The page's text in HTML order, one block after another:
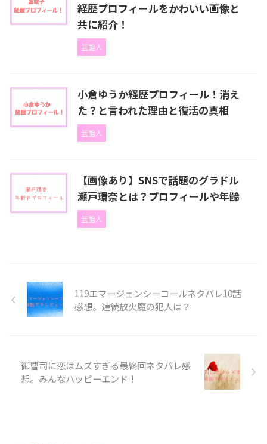
経歴プロフィールをかわいい画像と
共に紹介！
芸能人
小倉ゆうか経歴プロフィール！消え
た？と言われた理由と復活の真相
芸能人
【画像あり】SNSで話題のグラドル
瀬戸環奈とは？プロフィールや年齢
芸能人
119エマージェンシーコールネタバレ10話
感想。連続放火魔の犯人は？
御曹司に恋はムズすぎる最終回ネタバレ感
想。みんなハッピーエンド！